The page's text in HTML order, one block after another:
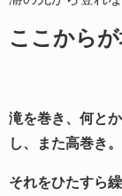
ここから
滝を巻き、何と
し、また高巻き。
それをひたすら